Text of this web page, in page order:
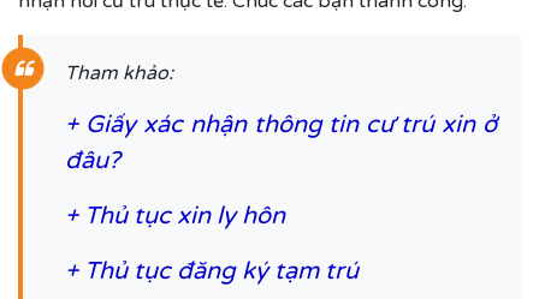
Tham khảo:
+ Giấy xác nhận thông tin cư trú xin ở
đâu?
+ Thủ tục xin ly hôn
+ Thủ tục đăng ký tạm trú